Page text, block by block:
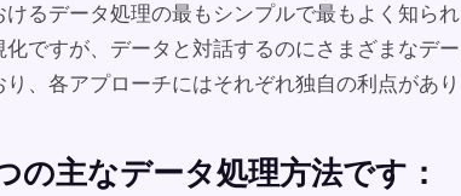
けるデータ処理の最もシンプルで最もよく知ら
化ですが、データと対話するのにさまざまなデ
、各アプローチにはそれぞれ独自の利点があり
の主なデータ処理方法です：